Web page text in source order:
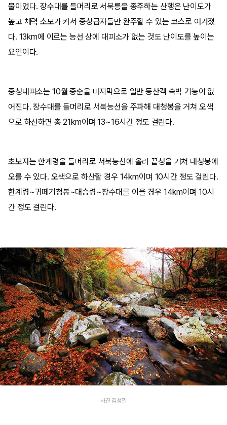
물이었다. 장수대를 들머리로 서북릉을 종주하는 산행은 난이도가
높고 체력 소모가 커서 중상급자들만 완주할 수 있는 코스로 여겨졌
다. 13km에 이르는 능선 상에 대피소가 없는 것도 난이도를 높이는
요인이다.
중청대피소는 10월 중순을 마지막으로 일반 등산객 숙박 기능이 없
어진다. 장수대를 들머리로 서북능선을 주파해 대청봉을 거쳐 오색
으로 하산하면 총 21km이며 13~16시간 정도 걸린다.
초보자는 한계령을 들머리로 서북능선에 올라 끝청을 거쳐 대청봉에
오를 수 있다. 오색으로 하산할 경우 14km이며 10시간 정도 걸린다.
한계령~귀떼기청봉~대승령~장수대를 이을 경우 14km이며 10시
간 정도 걸린다.
사진 김성필